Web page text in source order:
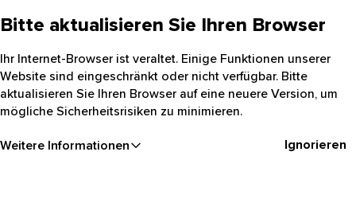
Bitte aktualisieren Sie Ihren Browser
Ihr Internet-Browser ist veraltet. Einige Funktionen unserer
Website sind eingeschränkt oder nicht verfügbar. Bitte
aktualisieren Sie Ihren Browser auf eine neuere Version, um
mögliche Sicherheitsrisiken zu minimieren.
Weitere Informationen Ignorieren